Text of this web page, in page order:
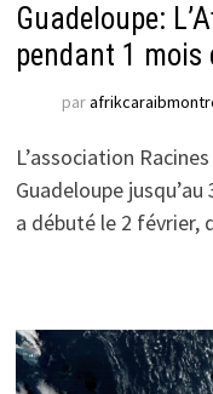
Guadeloupe:
pendant 1 mois
par
L’association
Guadeloupe
a débuté le 2 février,